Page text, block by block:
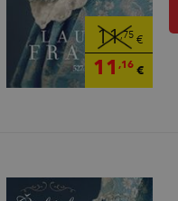
11,75€
11 ,16€